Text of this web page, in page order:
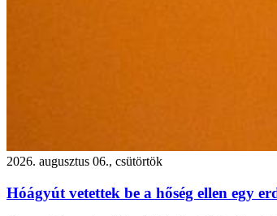
2026. augusztus 06., csütörtök
Hóágyút vetettek be a hőség ellen egy